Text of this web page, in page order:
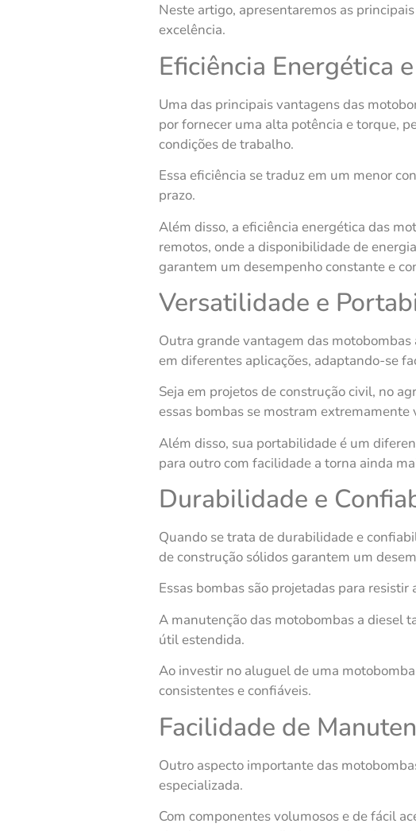
Neste artigo, apresentaremos as
excelência.
Eficiência Energética
Uma das principais vantagens das
por fornecer uma alta potência e torque,
condições de trabalho.
Essa eficiência se traduz em um menor
prazo.
Além disso, a eficiência energética das
remotos, onde a disponibilidade de
garantem um desempenho constante e
Versatilidade e
Outra grande vantagem das
em diferentes aplicações, adaptando-se
Seja em projetos de construção civil, no
essas bombas se mostram extremamente
Além disso, sua portabilidade é um
para outro com facilidade a torna ainda
Durabilidade e
Quando se trata de durabilidade e
de construção sólidos garantem um
Essas bombas são projetadas para
A manutenção das motobombas a diesel
útil estendida.
Ao investir no aluguel de uma
consistentes e confiáveis.
Facilidade de
Outro aspecto importante das
especializada.
Com componentes volumosos e de fácil